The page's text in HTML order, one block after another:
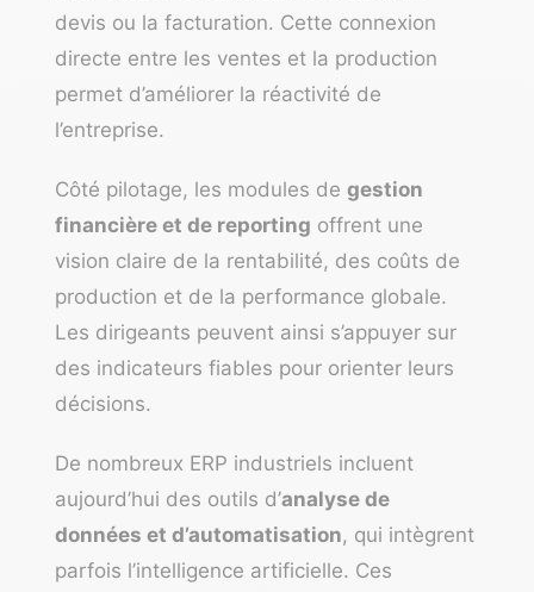
devis ou la facturation. Cette connexion
directe entre les ventes et la production
permet d’améliorer la réactivité de
l’entreprise.
Côté pilotage, les modules de gestion
financière et de reporting offrent une
vision claire de la rentabilité, des coûts de
production et de la performance globale.
Les dirigeants peuvent ainsi s’appuyer sur
des indicateurs fiables pour orienter leurs
décisions.
De nombreux ERP industriels incluent
aujourd’hui des outils d’analyse de
données et d’automatisation, qui intègrent
parfois l’intelligence artificielle. Ces